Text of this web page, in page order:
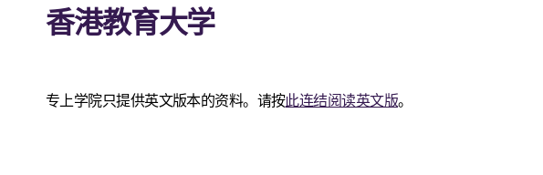
香港教育大学
专上学院只提供英文版本的资料。请按此连结阅读英文版。